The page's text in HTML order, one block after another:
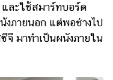
และใช้สมาร์ทบอร์ด
งภายนอก แต่พอช่างไป
จี มาทำเป็นผนังภายใน